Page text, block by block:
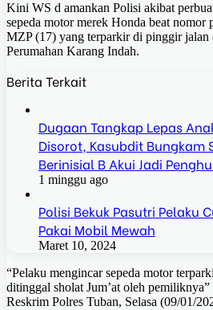
Kini WS d amankan Polisi akibat
sepeda motor merek Honda beat
MZP (17) yang terparkir di pinggir
Perumahan Karang Indah.
Berita Terkait
Dugaan Tangkap Lepas
Disorot, Kasubdit Bungkam
Berinisial B Akui Jadi
1 minggu ago
Polisi Bekuk Pasutri Pelaku
Pakai Mobil Mewah
Maret 10, 2024
“Pelaku mengincar sepeda motor
ditinggal sholat Jum’at oleh
Reskrim Polres Tuban, Selasa (09/01/